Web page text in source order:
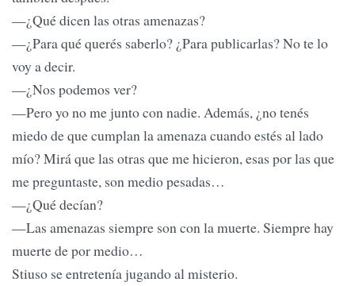
—¿Qué dicen las otras amenazas?
—¿Para qué querés saberlo? ¿Para publicarlas? No te lo
voy a decir.
—¿Nos podemos ver?
—Pero yo no me junto con nadie. Además, ¿no tenés
miedo de que cumplan la amenaza cuando estés al lado
mío? Mirá que las otras que me hicieron, esas por las que
me preguntaste, son medio pesadas…
—¿Qué decían?
—Las amenazas siempre son con la muerte. Siempre hay
muerte de por medio…
Stiuso se entretenía jugando al misterio.